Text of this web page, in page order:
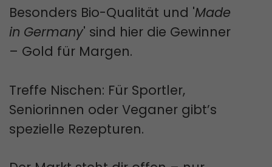
Besonders Bio-Qualität und 'Made
in Germany' sind hier die Gewinner
– Gold für Margen.
Treffe Nischen: Für Sportler,
Seniorinnen oder Veganer gibt’s
spezielle Rezepturen.